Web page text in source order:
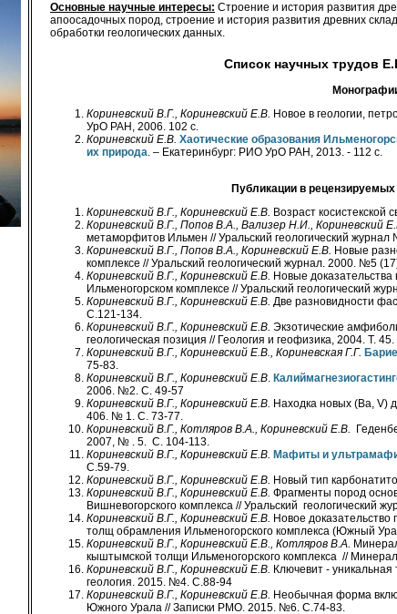
Основные научные интересы: Строение и история развития
апоосадочных пород, строение и история развития древних
обработки геологических данных.
Список научных трудов
Кориневский В.Г., Кориневский Е.В. Новое в геологии,
УрО РАН, 2006. 102 с.
Кориневский Е.В. Хаотические образования
их природа. – Екатеринбург: РИО УрО РАН, 2013. - 112 с.
Публикации в
Кориневский В.Г., Кориневский Е.В. Возраст
Кориневский В.Г., Попов В.А., Вализер Н.И., Кориневский
метаморфитов Ильмен // Уральский геологический
Кориневский В.Г., Попов В.А., Кориневский Е.В. Новые
комплексе // Уральский геологический журнал. 2000. №5
Кориневский В.Г., Кориневский Е.В. Новые
Ильменогорском комплексе // Уральский геологический
Кориневский В.Г., Кориневский Е.В. Две разновидности
С.121-134.
Кориневский В.Г., Кориневский Е.В. Экзотические
геологическая позиция // Геология и геофизика, 2004. Т.
Кориневский В.Г., Кориневский Е.В., Кориневская Г.Г.
75-83.
Кориневский В.Г., Кориневский Е.В.
2006. №2. С. 49-57
Кориневский В.Г., Кориневский Е.В. Находка новых (Ba, V)
406. № 1. С. 73-77.
Кориневский В.Г., Котляров В.А., Кориневский Е.В.
2007, № . 5. С. 104-113.
Кориневский В.Г., Кориневский Е.В. Мафиты и
С.59-79.
Кориневский В.Г., Кориневский Е.В. Новый тип
Кориневский В.Г., Кориневский Е.В. Фрагменты пород
Вишневогорского комплекса // Уральский геологический
Кориневский В.Г., Кориневский Е.В. Новое доказательство
толщ обрамления Ильменогорского комплекса (Южный
Кориневский В.Г., Кориневский Е.В., Котляров В.А.
кыштымской толщи Ильменогорского комплекса //
Кориневский В.Г., Кориневский Е.В. Ключевит -
геология. 2015. №4. С.88-94
Кориневский В.Г., Кориневский Е.В. Необычная форма
Южного Урала // Записки РМО. 2015. №6. С.74-83.